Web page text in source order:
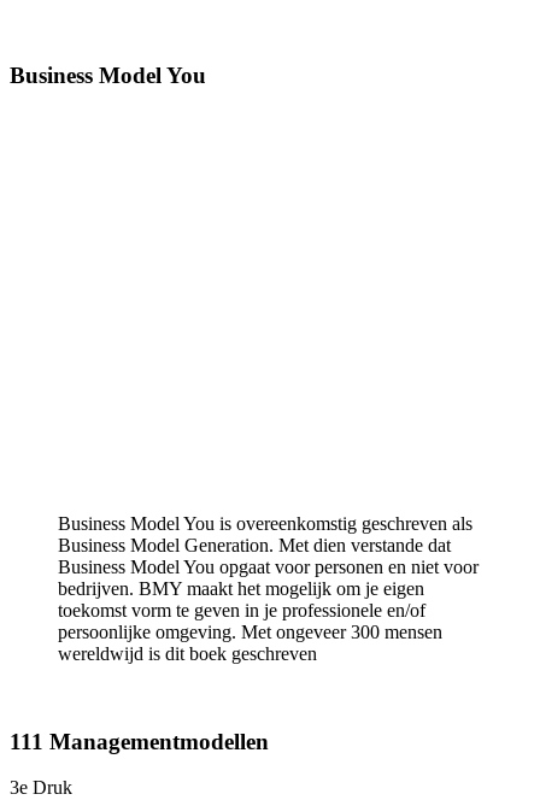
Business Model You
Business Model You is overeenkomstig geschreven als
Business Model Generation. Met dien verstande dat
Business Model You opgaat voor personen en niet voor
bedrijven. BMY maakt het mogelijk om je eigen
toekomst vorm te geven in je professionele en/of
persoonlijke omgeving. Met ongeveer 300 mensen
wereldwijd is dit boek geschreven
111 Managementmodellen
3e Druk